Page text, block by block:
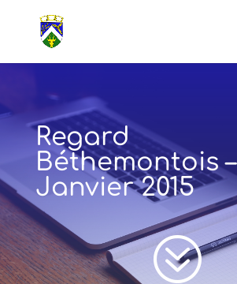
Regard
Béthemontois –
Janvier 2015
?